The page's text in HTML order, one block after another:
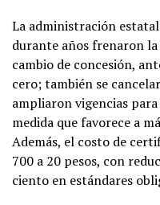
La administración
durante años frenaron
cambio de concesión,
cero; también se
ampliaron vigencias
medida que favorece a
Además, el costo de
700 a 20 pesos, con
ciento en estándares